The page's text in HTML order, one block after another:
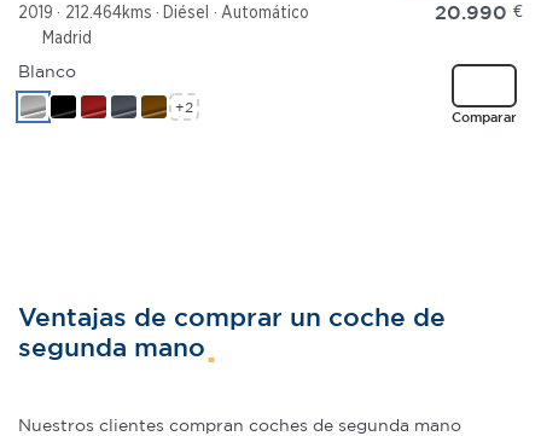
2019 212.464kms Diésel
Automático
Madrid
20.990 €
Comparar
Blanco
+2
Ventajas de comprar un coche de
segunda mano
Nuestros clientes compran coches de segunda mano